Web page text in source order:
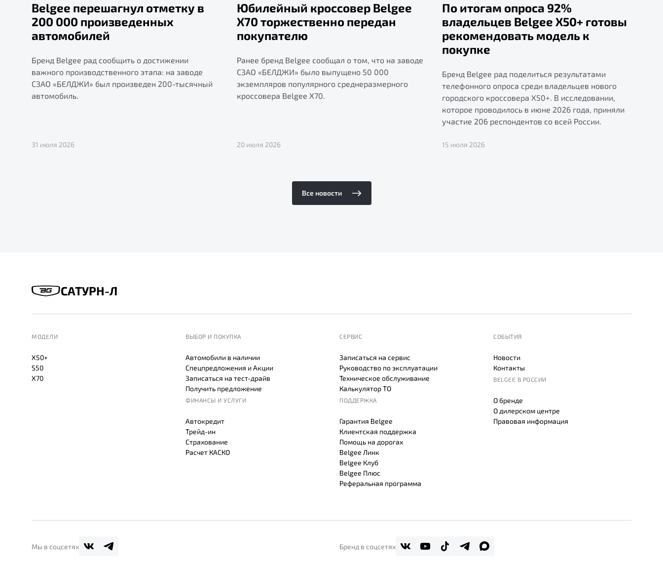
Belgee перешагнул отметку в
200 000 произведенных
автомобилей
Бренд Belgee рад сообщить о достижении
важного производственного этапа: на заводе
СЗАО «БЕЛДЖИ» был произведен 200-тысячный
автомобиль.
31 июля 2026
Юбилейный кроссовер Belgee
X70 торжественно передан
покупателю
Ранее бренд Belgee сообщал о том, что на заводе
СЗАО «БЕЛДЖИ» было выпущено 50 000
экземпляров популярного среднеразмерного
кроссовера Belgee X70.
20 июля 2026
По итогам опроса 92%
владельцев Belgee X50+ готовы
рекомендовать модель к
покупке
Бренд Belgee рад поделиться результатами
телефонного опроса среди владельцев нового
городского кроссовера X50+. В исследовании,
которое проводилось в июне 2026 года, приняли
участие 206 респондентов со всей России.
15 июля 2026
Все новости
САТУРН-Л
МОДЕЛИ
X50+
S50
X70
ВЫБОР И ПОКУПКА
Автомобили в наличии
Спецпредложения и Акции
Записаться на тест-драйв
Получить предложение
ФИНАНСЫ И УСЛУГИ
Автокредит
Трейд-ин
Страхование
Расчет КАСКО
СЕРВИС
Записаться на сервис
Руководство по эксплуатации
Техническое обслуживание
Калькулятор ТО
ПОДДЕРЖКА
Гарантия Belgee
Клиентская поддержка
Помощь на дорогах
Belgee Линк
Belgee Клуб
Belgee Плюс
Реферальная программа
СОБЫТИЯ
Новости
Контакты
BELGEE В РОССИИ
О бренде
О дилерском центре
Правовая информация
Мы в соцсетях Бренд в соцсетях